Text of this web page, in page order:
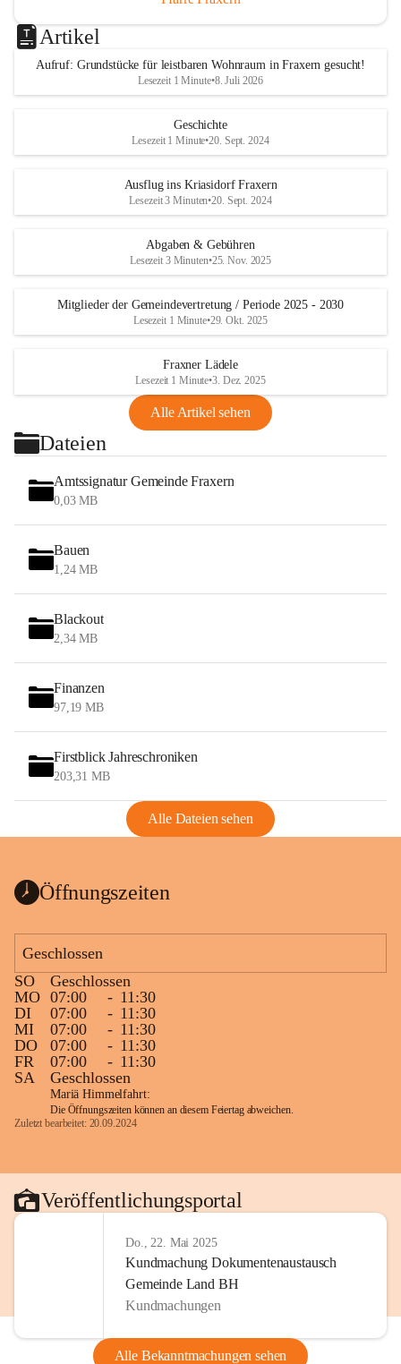
Artikel
Aufruf: Grundstücke für leistbaren Wohnraum in Fraxern gesucht!
Lesezeit 1 Minute•8. Juli 2026
Geschichte
Lesezeit 1 Minute•20. Sept. 2024
Ausflug ins Kriasidorf Fraxern
Lesezeit 3 Minuten•20. Sept. 2024
Abgaben & Gebühren
Lesezeit 3 Minuten•25. Nov. 2025
Mitglieder der Gemeindevertretung / Periode 2025 - 2030
Lesezeit 1 Minute•29. Okt. 2025
Fraxner Lädele
Lesezeit 1 Minute•3. Dez. 2025
Alle Artikel sehen
Dateien
Amtssignatur Gemeinde Fraxern
0,03 MB
Bauen
1,24 MB
Blackout
2,34 MB
Finanzen
97,19 MB
Firstblick Jahreschroniken
203,31 MB
Alle Dateien sehen
Öffnungszeiten
Geschlossen
SO
Geschlossen
MO 07:00 - 11:30
DI
07:00 - 11:30
MI
07:00 - 11:30
DO
07:00 - 11:30
FR
07:00 - 11:30
SA
Geschlossen
Mariä Himmelfahrt:
Die Öffnungszeiten können an diesem Feiertag abweichen.
Zuletzt bearbeitet: 20.09.2024
Veröffentlichungsportal
Do., 22. Mai 2025
Kundmachung Dokumentenaustausch
Gemeinde Land BH
Kundmachungen
Alle Bekanntmachungen sehen